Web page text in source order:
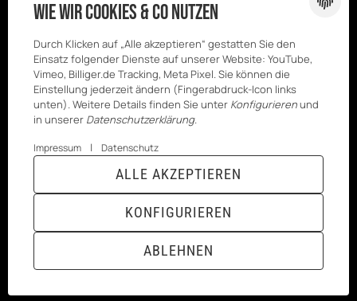
© Kesenci
Versand
Powered byJTL-Shop|TECHNIK JTL-Shop Template
VERTRAG WIDERRUFEN
ANMELDEN MENÜ WARENKORB
Wie wir Cookies & Co nutzen
Durch Klicken auf „Alle akzeptieren“ gestatten Sie den
Einsatz folgender Dienste auf unserer Website: YouTube,
Vimeo, Billiger.de Tracking, Meta Pixel. Sie können die
Einstellung jederzeit ändern (Fingerabdruck-Icon links
unten). Weitere Details finden Sie unter Konfigurierenund
in unserer Datenschutzerklärung.
Impressum | Datenschutz
ABLEHNEN
KONFIGURIEREN
ALLE AKZEPTIEREN